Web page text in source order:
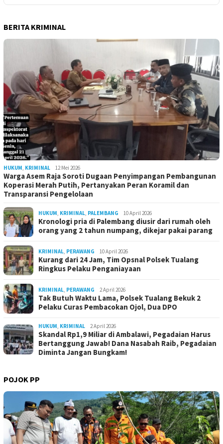
BERITA KRIMINAL
HUKUM, KRIMINAL 12 Mei 2026
Warga Asem Raja Soroti Dugaan Penyimpangan Pembangunan
Koperasi Merah Putih, Pertanyakan Peran Koramil dan
Transparansi Pengelolaan
HUKUM, KRIMINAL, PALEMBANG 10 April 2026
Kronologi pria di Palembang diusir dari rumah oleh
orang yang 2 tahun numpang, dikejar pakai parang
KRIMINAL, PERAWANG 10 April 2026
Kurang dari 24 Jam, Tim Opsnal Polsek Tualang
Ringkus Pelaku Penganiayaan
KRIMINAL, PERAWANG 2 April 2026
Tak Butuh Waktu Lama, Polsek Tualang Bekuk 2
Pelaku Curas Pembacokan Ojol, Dua DPO
HUKUM, KRIMINAL 2 April 2026
Skandal Rp1,9 Miliar di Ambalawi, Pegadaian Harus
Bertanggung Jawab! Dana Nasabah Raib, Pegadaian
Diminta Jangan Bungkam!
POJOK PP